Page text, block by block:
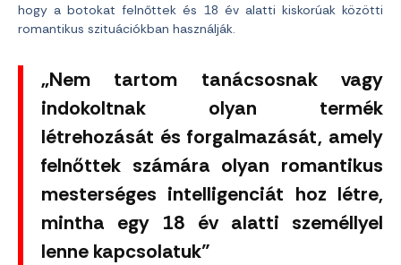
hogy a botokat felnőttek és 18 év alatti kiskorúak közötti
romantikus szituációkban használják.
„Nem tartom tanácsosnak vagy
indokoltnak olyan termék
létrehozását és forgalmazását, amely
felnőttek számára olyan romantikus
mesterséges intelligenciát hoz létre,
mintha egy 18 év alatti személlyel
lenne kapcsolatuk”